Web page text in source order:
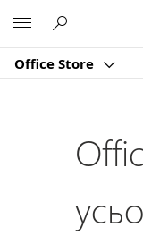
Office Store